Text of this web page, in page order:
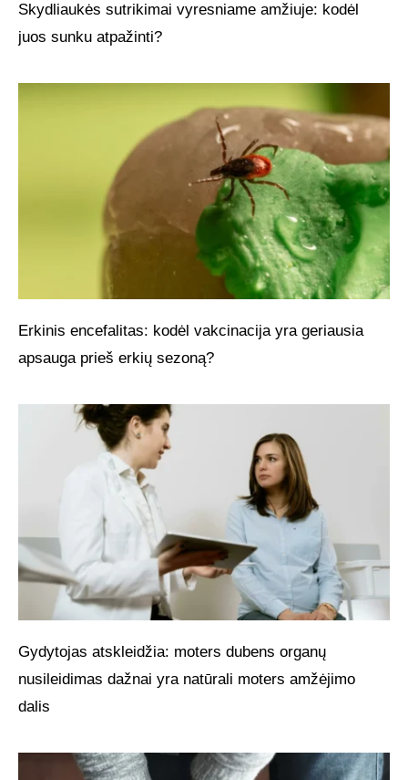
Skydliaukės sutrikimai vyresniame amžiuje: kodėl
juos sunku atpažinti?
Erkinis encefalitas: kodėl vakcinacija yra geriausia
apsauga prieš erkių sezoną?
Gydytojas atskleidžia: moters dubens organų
nusileidimas dažnai yra natūrali moters amžėjimo
dalis